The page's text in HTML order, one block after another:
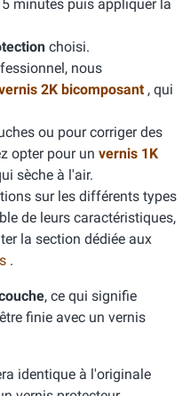
minutes puis appliquer la
choisi.
nous
2K bicomposant , qui
ou pour corriger des
opter pour un vernis 1K
sèche à l'air.
sur les différents types
de leurs caractéristiques,
la section dédiée aux
.
, ce qui signifie
finie avec un vernis
identique à l'originale